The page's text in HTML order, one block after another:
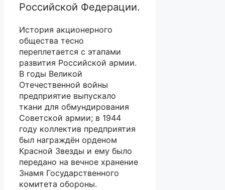
Российской Федерации.
История акционерного
общества тесно
переплетается с этапами
развития Российской армии.
В годы Великой
Отечественной войны
предприятие выпускало
ткани для обмундирования
Советской армии; в 1944
году коллектив предприятия
был награждён орденом
Красной Звезды и ему было
передано на вечное хранение
Знамя Государственного
комитета обороны.